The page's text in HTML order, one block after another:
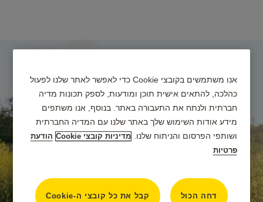
אנו משתמשים בקובצי Cookie כדי לאפשר לאתר שלנו לפעול
כהלכה, להתאים אישית תוכן ומודעות, לספק תכונות מדיה
חברתית ולנתח את התעבורה באתר. בנוסף, אנו משתפים
מידע אודות השימוש שלך באתר שלנו עם המדיה החברתית
ושותפי הפרסום והניתוח שלנו. מדיניות קובצי Cookie
הודעת
פרטיות
דחה הכול קבל את כל קובצי ה-Cookie